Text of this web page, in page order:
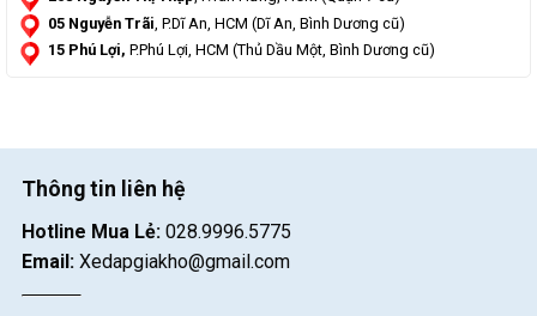
05 Nguyễn Trãi , P.Dĩ An, HCM (Dĩ An, Bình Dương cũ)
15 Phú Lợi, P.Phú Lợi, HCM (Thủ Dầu Một, Bình Dương cũ)
Thông tin liên hệ
Hotline Mua Lẻ: 028.9996.5775
Email: Xedapgiakho@gmail.com